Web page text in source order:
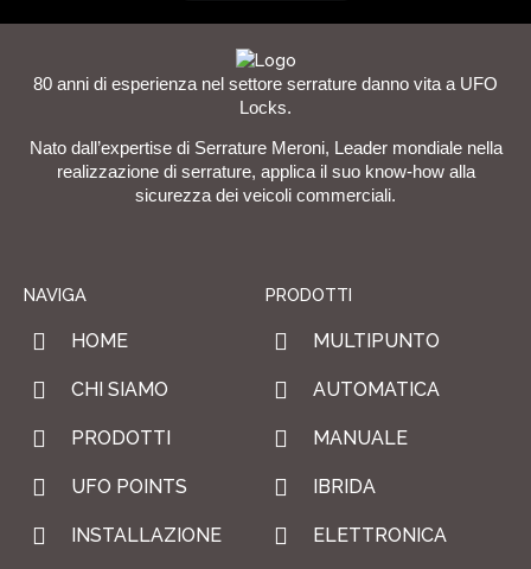
80 anni di esperienza nel settore serrature danno vita a UFO
Locks.
Nato dall’expertise di Serrature Meroni, Leader mondiale nella
realizzazione di serrature, applica il suo know-how alla
sicurezza dei veicoli commerciali.
NAVIGA
HOME
CHI SIAMO
PRODOTTI
UFO POINTS
INSTALLAZIONE
PRODOTTI
MULTIPUNTO
AUTOMATICA
MANUALE
IBRIDA
ELETTRONICA